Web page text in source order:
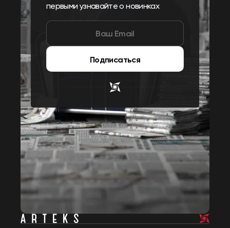
первыми узнавайте о новинках
Подписаться